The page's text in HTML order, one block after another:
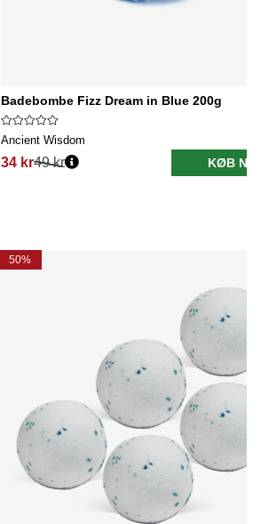
Badebombe Fizz Dream in Blue 200g
Ancient Wisdom
34 kr49 kr KØB NU
50%